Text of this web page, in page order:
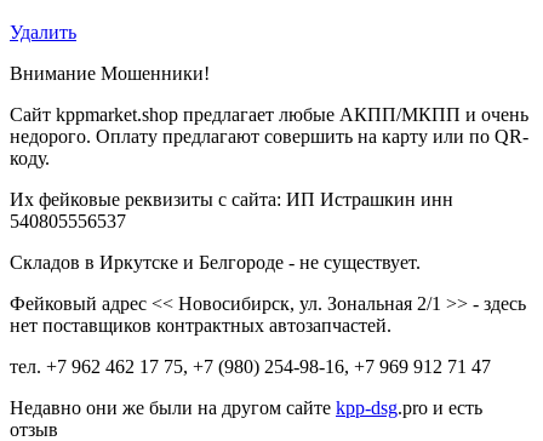
Удалить
Внимание Мошенники!
Сайт kppmarket.shop предлагает любые АКПП/МКПП и очень
недорого. Оплату предлагают совершить на карту или по QR-
коду.
Их фейковые реквизиты с сайта: ИП Истрашкин инн
540805556537
Складов в Иркутске и Белгороде - не существует.
Фейковый адрес << Новосибирск, ул. Зональная 2/1 >> - здесь
нет поставщиков контрактных автозапчастей.
тел. +7 962 462 17 75, +7 (980) 254-98-16, +7 969 912 71 47
Недавно они же были на другом сайте kpp-dsg.pro и есть
отзыв